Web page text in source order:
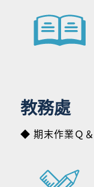
教務處
◆ 期末作業Ｑ＆